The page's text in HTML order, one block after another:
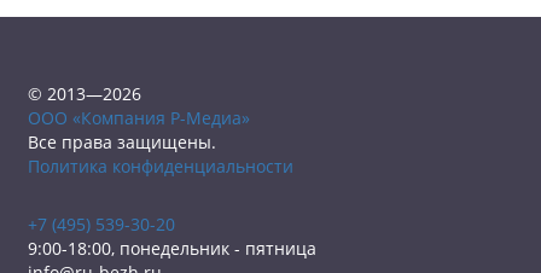
© 2013—2026
ООО «Компания Р-Медиа»
Все права защищены.
Политика конфиденциальности
+7 (495) 539-30-20
9:00-18:00, понедельник - пятница